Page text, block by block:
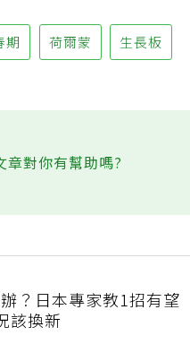
期 荷爾蒙 生長板
章對你有幫助嗎?
？日本專家教1招有望
該換新